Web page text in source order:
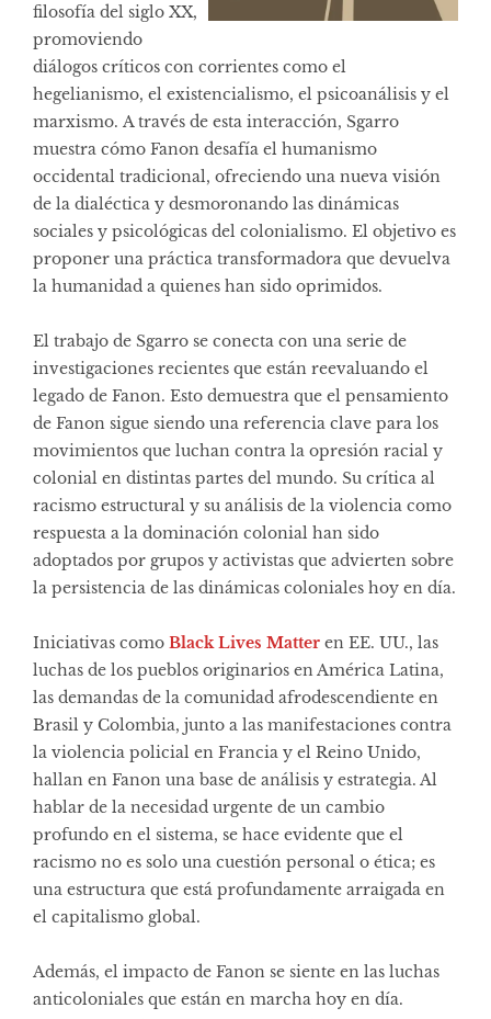
filosofía del siglo XX,
promoviendo
diálogos críticos con corrientes como el
hegelianismo, el existencialismo, el psicoanálisis y el
marxismo. A través de esta interacción, Sgarro
muestra cómo Fanon desafía el humanismo
occidental tradicional, ofreciendo una nueva visión
de la dialéctica y desmoronando las dinámicas
sociales y psicológicas del colonialismo. El objetivo es
proponer una práctica transformadora que devuelva
la humanidad a quienes han sido oprimidos.
El trabajo de Sgarro se conecta con una serie de
investigaciones recientes que están reevaluando el
legado de Fanon. Esto demuestra que el pensamiento
de Fanon sigue siendo una referencia clave para los
movimientos que luchan contra la opresión racial y
colonial en distintas partes del mundo. Su crítica al
racismo estructural y su análisis de la violencia como
respuesta a la dominación colonial han sido
adoptados por grupos y activistas que advierten sobre
la persistencia de las dinámicas coloniales hoy en día.
Iniciativas como Black Lives Matter en EE. UU., las
luchas de los pueblos originarios en América Latina,
las demandas de la comunidad afrodescendiente en
Brasil y Colombia, junto a las manifestaciones contra
la violencia policial en Francia y el Reino Unido,
hallan en Fanon una base de análisis y estrategia. Al
hablar de la necesidad urgente de un cambio
profundo en el sistema, se hace evidente que el
racismo no es solo una cuestión personal o ética; es
una estructura que está profundamente arraigada en
el capitalismo global.
Además, el impacto de Fanon se siente en las luchas
anticoloniales que están en marcha hoy en día.